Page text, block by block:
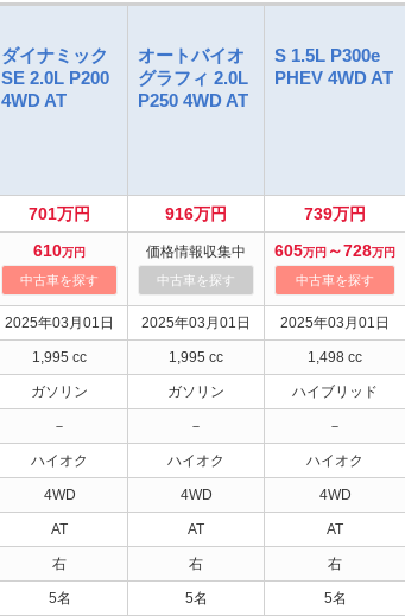
ダイナミック
SE 2.0L P200
4WD AT
オートバイオ
グラフィ 2.0L
P250 4WD AT
S 1.5L P300e
PHEV 4WD AT
701万円 916万円 739万円
610万円
中古車を探す
価格情報収集中
中古車を探す
605万円 ～728万円
中古車を探す
2025年03月01日 2025年03月01日 2025年03月01日
1,995 cc 1,995 cc 1,498 cc
ガソリン ガソリン ハイブリッド
－ － －
ハイオク ハイオク ハイオク
4WD 4WD 4WD
AT AT AT
右 右 右
5名 5名 5名